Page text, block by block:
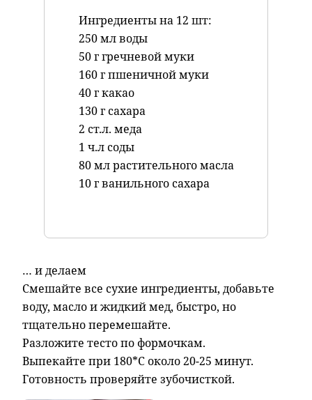
Ингредиенты на 12 шт:
250 мл воды
50 г гречневой муки
160 г пшеничной муки
40 г какао
130 г сахара
2 ст.л. меда
1 ч.л соды
80 мл растительного масла
10 г ванильного сахара
… и делаем
Смешайте все сухие ингредиенты, добавьте
воду, масло и жидкий мед, быстро, но
тщательно перемешайте.
Разложите тесто по формочкам.
Выпекайте при 180*С около 20-25 минут.
Готовность проверяйте зубочисткой.